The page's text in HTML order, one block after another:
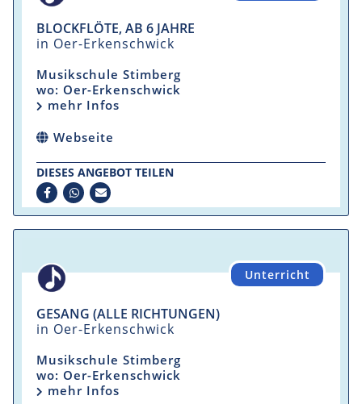
BLOCKFLÖTE, AB 6 JAHRE
in Oer-Erkenschwick
Musikschule Stimberg
wo: Oer-Erkenschwick
mehr Infos
Webseite
DIESES ANGEBOT TEILEN
Unterricht
GESANG (ALLE RICHTUNGEN)
in Oer-Erkenschwick
Musikschule Stimberg
wo: Oer-Erkenschwick
mehr Infos